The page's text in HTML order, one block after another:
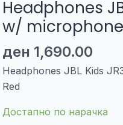
Headphones
w/
ден 1,690.00
Headphones JBL Kids
Red
Достапно по нарачка